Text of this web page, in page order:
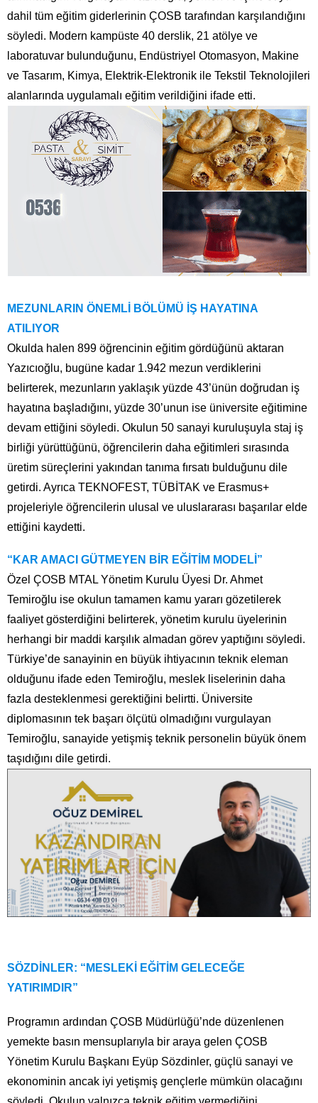
dahil tüm eğitim giderlerinin ÇOSB tarafından karşılandığını
söyledi. Modern kampüste 40 derslik, 21 atölye ve
laboratuvar bulunduğunu, Endüstriyel Otomasyon, Makine
ve Tasarım, Kimya, Elektrik-Elektronik ile Tekstil Teknolojileri
alanlarında uygulamalı eğitim verildiğini ifade etti.
MEZUNLARIN ÖNEMLİ BÖLÜMÜ İŞ HAYATINA
ATILIYOR
Okulda halen 899 öğrencinin eğitim gördüğünü aktaran
Yazıcıoğlu, bugüne kadar 1.942 mezun verdiklerini
belirterek, mezunların yaklaşık yüzde 43’ünün doğrudan iş
hayatına başladığını, yüzde 30’unun ise üniversite eğitimine
devam ettiğini söyledi. Okulun 50 sanayi kuruluşuyla staj iş
birliği yürüttüğünü, öğrencilerin daha eğitimleri sırasında
üretim süreçlerini yakından tanıma fırsatı bulduğunu dile
getirdi. Ayrıca TEKNOFEST, TÜBİTAK ve Erasmus+
projeleriyle öğrencilerin ulusal ve uluslararası başarılar elde
ettiğini kaydetti.
“KAR AMACI GÜTMEYEN BİR EĞİTİM MODELİ”
Özel ÇOSB MTAL Yönetim Kurulu Üyesi Dr. Ahmet
Temiroğlu ise okulun tamamen kamu yararı gözetilerek
faaliyet gösterdiğini belirterek, yönetim kurulu üyelerinin
herhangi bir maddi karşılık almadan görev yaptığını söyledi.
Türkiye’de sanayinin en büyük ihtiyacının teknik eleman
olduğunu ifade eden Temiroğlu, meslek liselerinin daha
fazla desteklenmesi gerektiğini belirtti. Üniversite
diplomasının tek başarı ölçütü olmadığını vurgulayan
Temiroğlu, sanayide yetişmiş teknik personelin büyük önem
taşıdığını dile getirdi.
SÖZDİNLER: “MESLEKİ EĞİTİM GELECEĞE
YATIRIMDIR”
Programın ardından ÇOSB Müdürlüğü’nde düzenlenen
yemekte basın mensuplarıyla bir araya gelen ÇOSB
Yönetim Kurulu Başkanı Eyüp Sözdinler, güçlü sanayi ve
ekonominin ancak iyi yetişmiş gençlerle mümkün olacağını